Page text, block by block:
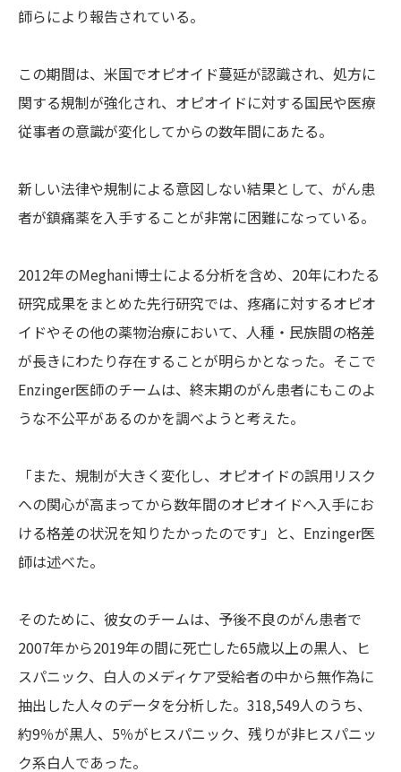
師らにより報告されている。
この期間は、米国でオピオイド蔓延が認識され、処方に
関する規制が強化され、オピオイドに対する国民や医療
従事者の意識が変化してからの数年間にあたる。
新しい法律や規制による意図しない結果として、がん患
者が鎮痛薬を入手することが非常に困難になっている。
2012年のMeghani博士による分析を含め、20年にわたる
研究成果をまとめた先行研究では、疼痛に対するオピオ
イドやその他の薬物治療において、人種・民族間の格差
が長きにわたり存在することが明らかとなった。そこで
Enzinger医師のチームは、終末期のがん患者にもこのよ
うな不公平があるのかを調べようと考えた。
「また、規制が大きく変化し、オピオイドの誤用リスク
への関心が高まってから数年間のオピオイドへ入手にお
ける格差の状況を知りたかったのです」と、Enzinger医
師は述べた。
そのために、彼女のチームは、予後不良のがん患者で
2007年から2019年の間に死亡した65歳以上の黒人、ヒ
スパニック、白人のメディケア受給者の中から無作為に
抽出した人々のデータを分析した。318,549人のうち、
約9％が黒人、5％がヒスパニック、残りが非ヒスパニッ
ク系白人であった。